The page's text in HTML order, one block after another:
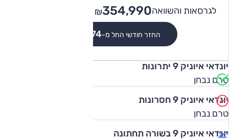
לגרסאות והשוואה ₪354,990 -
החזר חודשי החל מ-₪3,274
יונדאי איוניק 9 יתרונות
טרם נבחן
יונדאי איוניק 9 חסרונות
טרם נבחן
יונדאי איוניק 9 בשורה תחתונה